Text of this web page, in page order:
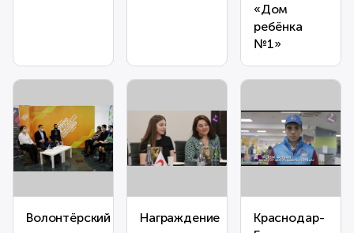
«Дом
ребёнка
№1»
Волонтёрский
Награждение
Краснодар-